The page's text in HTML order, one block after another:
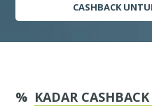
CASHBACK
% KADAR CASHBACK